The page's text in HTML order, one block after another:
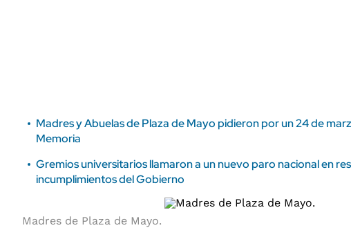
Madres y Abuelas de Plaza de Mayo pidieron por un 24 de
Memoria
Gremios universitarios llamaron a un nuevo paro nacional en
incumplimientos del Gobierno
Madres de Plaza de Mayo.